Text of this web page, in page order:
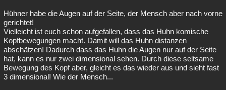
Hühner habe die Augen auf der Seite, der Mensch aber nach vorne
gerichtet!
Vielleicht ist euch schon aufgefallen, dass das Huhn komische
Kopfbewegungen macht. Damit will das Huhn distanzen
abschätzen! Dadurch dass das Huhn die Augen nur auf der Seite
hat, kann es nur zwei dimensional sehen. Durch diese seltsame
Bewegung des Kopf aber, gleicht es das wieder aus und sieht fast
3 dimensional! Wie der Mensch...